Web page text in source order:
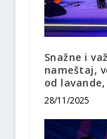
Snažne i
nameštaj,
od
28/11/2025